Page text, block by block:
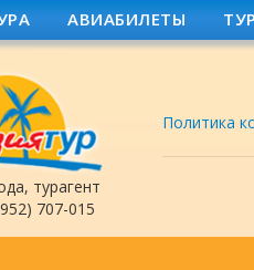
АВИАБИЛЕТЫ
турагент
707-015
Политика